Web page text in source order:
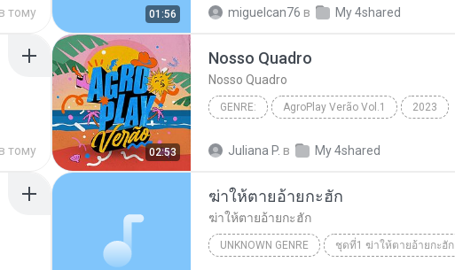
тому 01:56 miguelcan76 в My 4shared
тому 02:53
Nosso Quadro
Nosso Quadro
GENRE: AgroPlay Verão Vol.1 2023
Juliana P. в My 4shared
ฆ่าให้ตายอ้ายกะฮัก
ฆ่าให้ตายอ้ายกะฮัก
UNKNOWN GENRE ชุดที่1 ฆ่าให้ตายอ้ายกะฮัก